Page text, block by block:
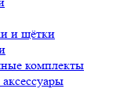
и щётки
комплекты